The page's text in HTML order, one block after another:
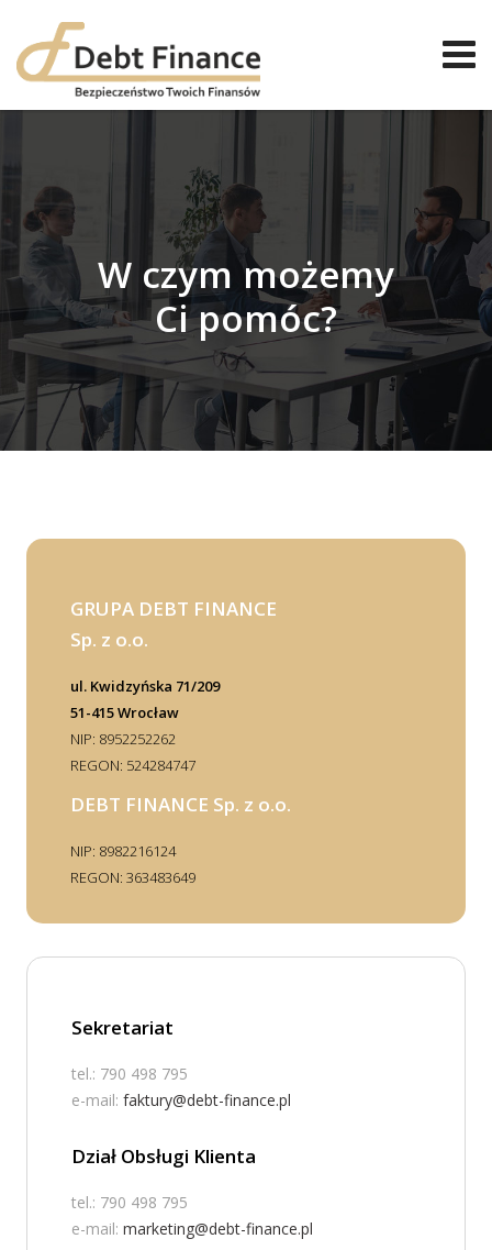
W czym możemy
Ci pomóc?
GRUPA DEBT FINANCE
Sp. z o.o.
ul. Kwidzyńska 71/209
51-415 Wrocław
NIP: 8952252262
REGON: 524284747
DEBT FINANCE Sp. z o.o.
NIP: 8982216124
REGON: 363483649
Sekretariat
tel.: 790 498 795
e-mail: faktury@debt-finance.pl
Dział Obsługi Klienta
tel.: 790 498 795
e-mail: marketing@debt-finance.pl